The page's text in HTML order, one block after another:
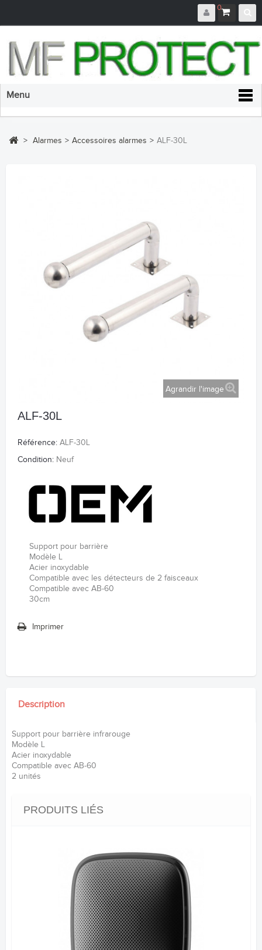
0
Menu
> Alarmes > Accessoires alarmes > ALF-30L
Agrandir l'image
ALF-30L
Référence: ALF-30L
Condition: Neuf
Support pour barrière
Modèle L
Acier inoxydable
Compatible avec les détecteurs de 2 faisceaux
Compatible avec AB-60
30cm
Imprimer
Description
Support pour barrière infrarouge
Modèle L
Acier inoxydable
Compatible avec AB-60
2 unités
PRODUITS LIÉS